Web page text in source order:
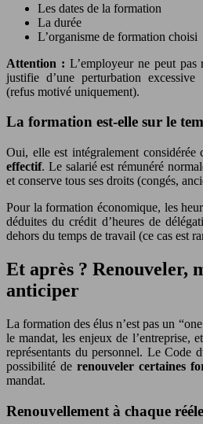
Les dates de la formation
La durée
L’organisme de formation choisi
Attention : L’employeur ne peut pas
justifie d’une perturbation
(refus motivé uniquement).
La formation est-elle sur le
Oui, elle est intégralement considérée
effectif. Le salarié est rémunéré
et conserve tous ses droits (congés,
Pour la formation économique, les
déduites du crédit d’heures de
dehors du temps de travail (ce cas est
Et après ? Renouveler,
anticiper
La formation des élus n’est pas un
le mandat, les enjeux de l’entreprise,
représentants du personnel. Le Code
possibilité de renouveler certaines
mandat.
Renouvellement à chaque